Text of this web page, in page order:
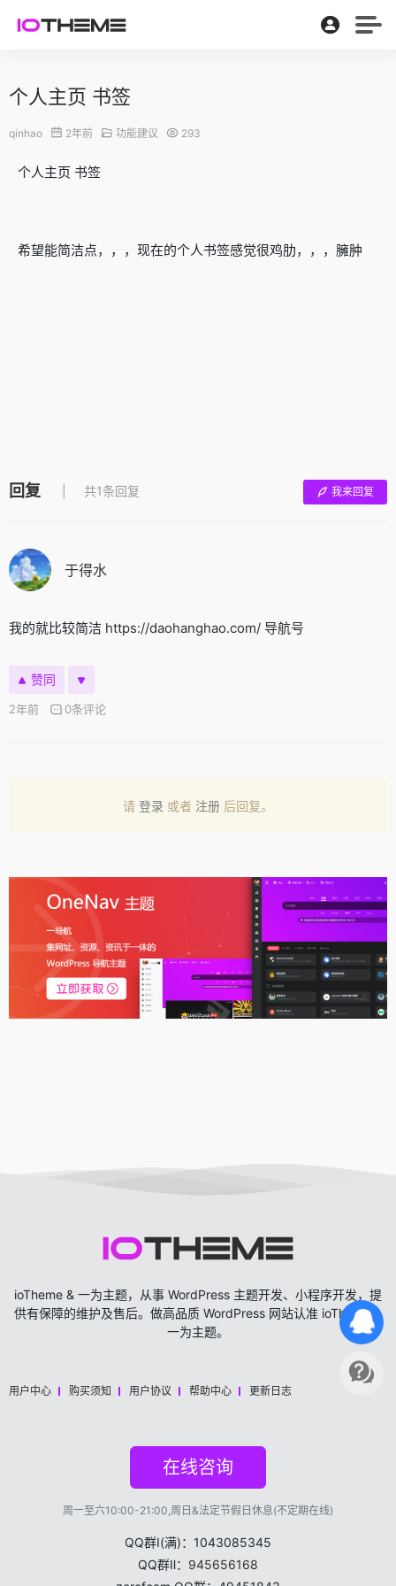
个人主页 书签
qinhao 2年前 功能建议 293
个人主页 书签
希望能简洁点，，，现在的个人书签感觉很鸡肋，，，臃肿
回复 共1条回复 我来回复
于得水
我的就比较简洁 https://daohanghao.com/ 导航号
赞同
2年前 0条评论
请 登录 或者 注册 后回复。
ioTheme & 一为主题，从事 WordPress 主题开发、小程序开发，提
供有保障的维护及售后。做高品质 WordPress 网站认准 ioTheme &
一为主题。
用户中心 购买须知 用户协议 帮助中心 更新日志
在线咨询
周一至六10:00-21:00,周日&法定节假日休息(不定期在线)
QQ群Ⅰ(满)：1043085345
QQ群Ⅱ： 945656168